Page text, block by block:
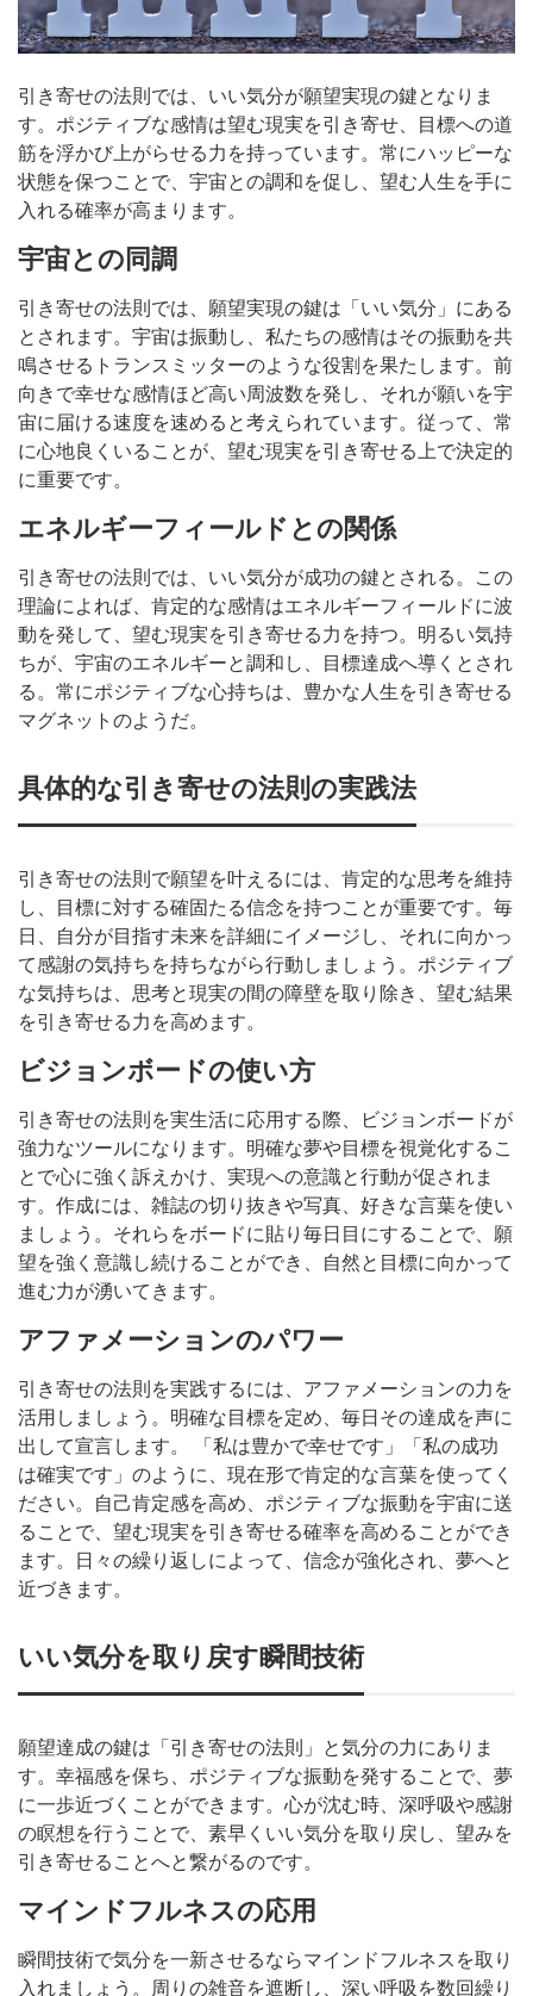
引き寄せの法則では、いい気分が願望実現の鍵となりま
す。ポジティブな感情は望む現実を引き寄せ、目標への道
筋を浮かび上がらせる力を持っています。常にハッピーな
状態を保つことで、宇宙との調和を促し、望む人生を手に
入れる確率が高まります。
宇宙との同調
引き寄せの法則では、願望実現の鍵は「いい気分」にある
とされます。宇宙は振動し、私たちの感情はその振動を共
鳴させるトランスミッターのような役割を果たします。前
向きで幸せな感情ほど高い周波数を発し、それが願いを宇
宙に届ける速度を速めると考えられています。従って、常
に心地良くいることが、望む現実を引き寄せる上で決定的
に重要です。
エネルギーフィールドとの関係
引き寄せの法則では、いい気分が成功の鍵とされる。この
理論によれば、肯定的な感情はエネルギーフィールドに波
動を発して、望む現実を引き寄せる力を持つ。明るい気持
ちが、宇宙のエネルギーと調和し、目標達成へ導くとされ
る。常にポジティブな心持ちは、豊かな人生を引き寄せる
マグネットのようだ。
具体的な引き寄せの法則の実践法
引き寄せの法則で願望を叶えるには、肯定的な思考を維持
し、目標に対する確固たる信念を持つことが重要です。毎
日、自分が目指す未来を詳細にイメージし、それに向かっ
て感謝の気持ちを持ちながら行動しましょう。ポジティブ
な気持ちは、思考と現実の間の障壁を取り除き、望む結果
を引き寄せる力を高めます。
ビジョンボードの使い方
引き寄せの法則を実生活に応用する際、ビジョンボードが
強力なツールになります。明確な夢や目標を視覚化するこ
とで心に強く訴えかけ、実現への意識と行動が促されま
す。作成には、雑誌の切り抜きや写真、好きな言葉を使い
ましょう。それらをボードに貼り毎日目にすることで、願
望を強く意識し続けることができ、自然と目標に向かって
進む力が湧いてきます。
アファメーションのパワー
引き寄せの法則を実践するには、アファメーションの力を
活用しましょう。明確な目標を定め、毎日その達成を声に
出して宣言します。 「私は豊かで幸せです」「私の成功
は確実です」のように、現在形で肯定的な言葉を使ってく
ださい。自己肯定感を高め、ポジティブな振動を宇宙に送
ることで、望む現実を引き寄せる確率を高めることができ
ます。日々の繰り返しによって、信念が強化され、夢へと
近づきます。
いい気分を取り戻す瞬間技術
願望達成の鍵は「引き寄せの法則」と気分の力にありま
す。幸福感を保ち、ポジティブな振動を発することで、夢
に一歩近づくことができます。心が沈む時、深呼吸や感謝
の瞑想を行うことで、素早くいい気分を取り戻し、望みを
引き寄せることへと繋がるのです。
マインドフルネスの応用
瞬間技術で気分を一新させるならマインドフルネスを取り
入れましょう。周りの雑音を遮断し、深い呼吸を数回繰り